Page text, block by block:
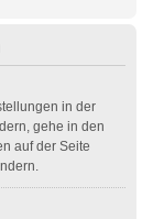
in der
gehe in den
auf der Seite